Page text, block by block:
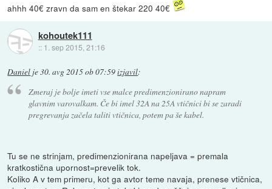
ahhh 40€ zravn da sam en štekar 220 40€
kohoutek111
:: 1. sep 2015, 21:16
Daniel je30. avg 2015 ob 07:59izjavil:
Zmeraj je bolje imeti vse malce predimenzionirano napram
glavnim varovalkam. Če bi imel 32A na 25A vtičnici bi se zaradi
pregrevanja začela taliti vtičnica, potem pa še kabel.
Tu se ne strinjam, predimenzionirana napeljava = premala
kratkostična upornost=prevelik tok.
Koliko A v tem primeru, kot ga avtor teme navaja, prenese vtičnica,